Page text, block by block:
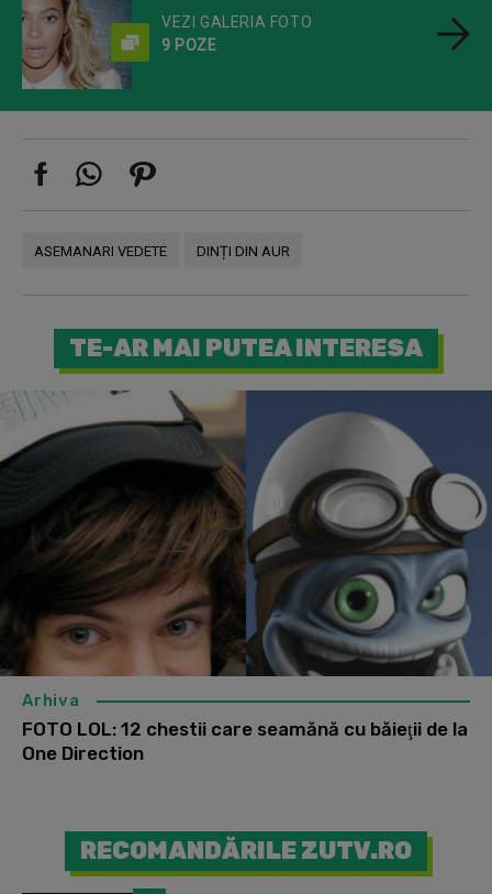
VEZI GALERIA FOTO
9 POZE
ASEMANARI VEDETE DINȚI DIN AUR
TE-AR MAI PUTEA INTERESA
Arhiva
FOTO LOL: 12 chestii care seamănă cu băieţii de la
One Direction
RECOMANDĂRILE ZUTV.RO